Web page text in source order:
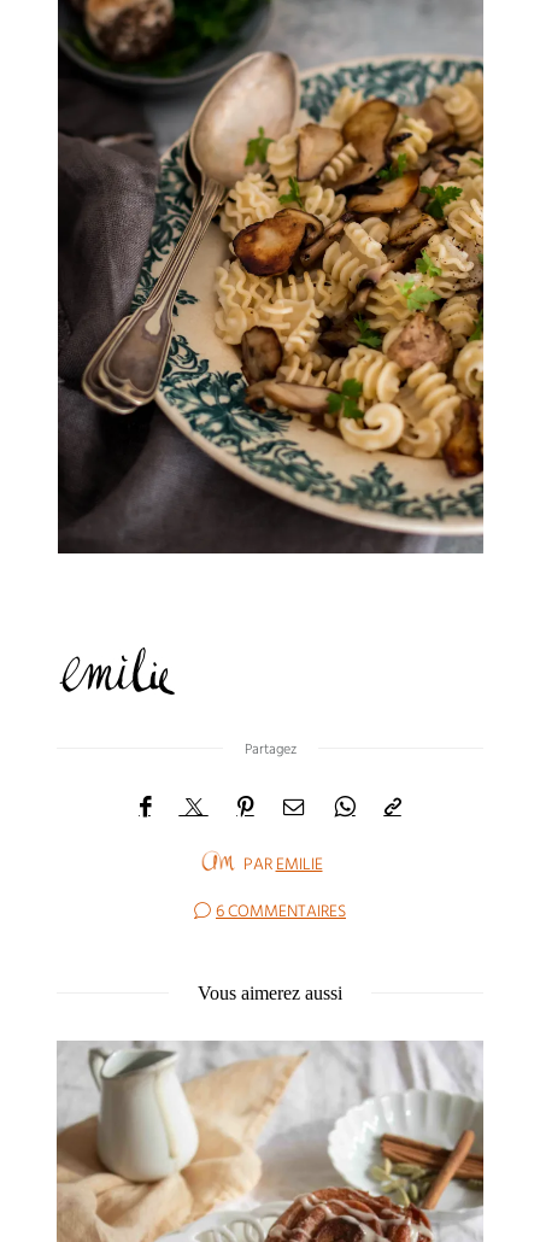
Partagez
PAREMILIE
6 COMMENTAIRES
Vous aimerez aussi